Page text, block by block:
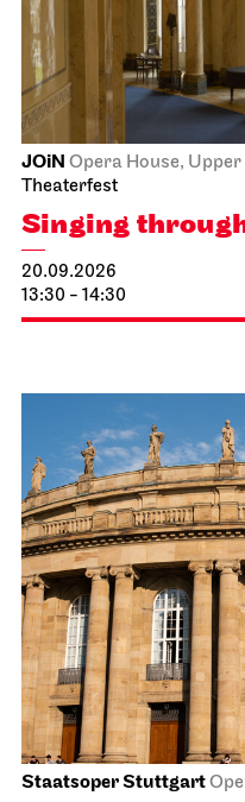
JOiN Opera House,
Theaterfest
Singing
20.09.2026
13:30 - 14:30
Staatsoper Stuttgart